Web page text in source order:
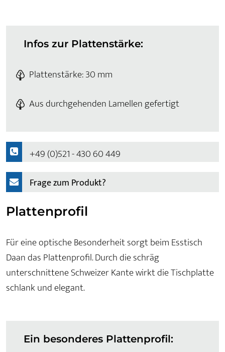
Infos zur Plattenstärke:
Plattenstärke: 30 mm
Aus durchgehenden Lamellen gefertigt
+49 (0)521 - 430 60 449
Frage zum Produkt?
Plattenprofil
Für eine optische Besonderheit sorgt beim Esstisch
Daan das Plattenprofil. Durch die schräg
unterschnittene Schweizer Kante wirkt die Tischplatte
schlank und elegant.
Ein besonderes Plattenprofil: